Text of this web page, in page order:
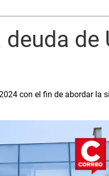
de
con el fin de abordar la